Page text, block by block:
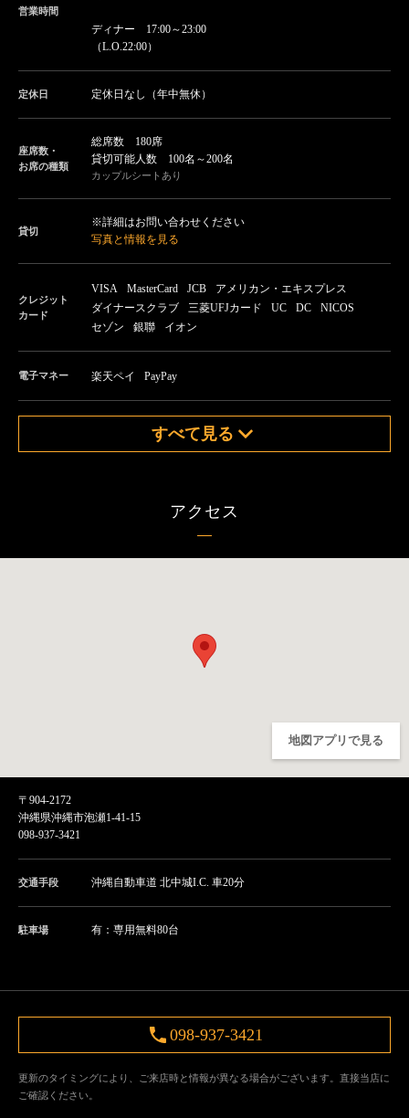
営業時間
ディナー 17:00～23:00
（L.O.22:00）
定休日 定休日なし（年中無休）
座席数・
お席の種類
総席数 180席
貸切可能人数 100名～200名
カップルシートあり
貸切
※詳細はお問い合わせください
写真と情報を見る
クレジット
カード
VISA MasterCard JCB
アメリカン・エキスプレス
ダイナースクラブ
三菱UFJカード UC DC
NICOS
セゾン
銀聯 イオン
電子マネー 楽天ペイ PayPay
すべて見る
アクセス
地図アプリで見る
〒904-2172
沖縄県沖縄市泡瀬1-41-15
098-937-3421
交通手段 沖縄自動車道 北中城I.C. 車20分
駐車場 有：専用無料80台
098-937-3421
更新のタイミングにより、ご来店時と情報が異なる場合がございます。直接当店に
ご確認ください。